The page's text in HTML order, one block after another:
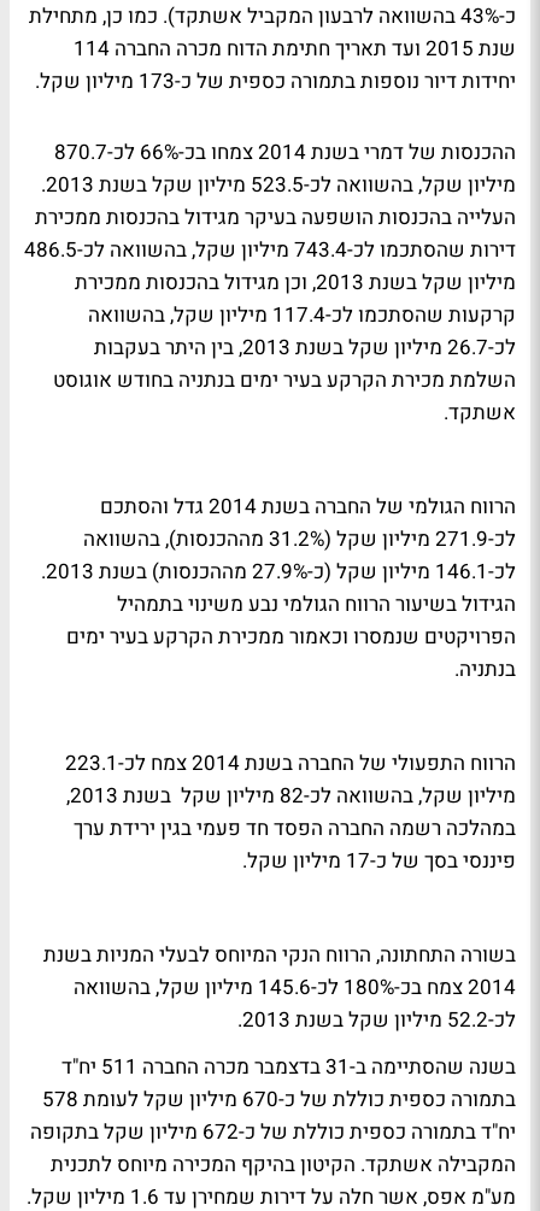
כ-43% בהשוואה לרבעון המקביל אשתקד). כמו כן, מתחילת
שנת 2015 ועד תאריך חתימת הדוח מכרה החברה 114
יחידות דיור נוספות בתמורה כספית של כ-173 מיליון שקל.
ההכנסות של דמרי בשנת 2014 צמחו בכ-66% לכ-870.7
מיליון שקל, בהשוואה לכ-523.5 מיליון שקל בשנת 2013.
העלייה בהכנסות הושפעה בעיקר מגידול בהכנסות ממכירת
דירות שהסתכמו לכ-743.4 מיליון שקל, בהשוואה לכ-486.5
מיליון שקל בשנת 2013, וכן מגידול בהכנסות ממכירת
קרקעות שהסתכמו לכ-117.4 מיליון שקל, בהשוואה
לכ-26.7 מיליון שקל בשנת 2013, בין היתר בעקבות
השלמת מכירת הקרקע בעיר ימים בנתניה בחודש אוגוסט
אשתקד.
הרווח הגולמי של החברה בשנת 2014 גדל והסתכם
לכ-271.9 מיליון שקל (31.2% מההכנסות), בהשוואה
לכ-146.1 מיליון שקל (כ-27.9% מההכנסות) בשנת 2013.
הגידול בשיעור הרווח הגולמי נבע משינוי בתמהיל
הפרויקטים שנמסרו וכאמור ממכירת הקרקע בעיר ימים
בנתניה.
הרווח התפעולי של החברה בשנת 2014 צמח לכ-223.1
מיליון שקל, בהשוואה לכ-82 מיליון שקל בשנת 2013,
במהלכה רשמה החברה הפסד חד פעמי בגין ירידת ערך
פיננסי בסך של כ-17 מיליון שקל.
בשורה התחתונה, הרווח הנקי המיוחס לבעלי המניות בשנת
2014 צמח בכ-180% לכ-145.6 מיליון שקל, בהשוואה
לכ-52.2 מיליון שקל בשנת 2013.
בשנה שהסתיימה ב-31 בדצמבר מכרה החברה 511 יח"ד
בתמורה כספית כוללת של כ-670 מיליון שקל לעומת 578
יח"ד בתמורה כספית כוללת של כ-672 מיליון שקל בתקופה
המקבילה אשתקד. הקיטון בהיקף המכירה מיוחס לתכנית
מע"מ אפס, אשר חלה על דירות שמחירן עד 1.6 מיליון שקל.